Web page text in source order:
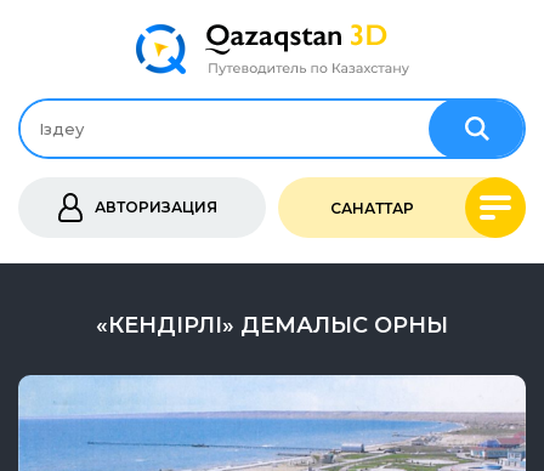
АВТОРИЗАЦИЯ САНАТТАР
«КЕНДІРЛІ» ДЕМАЛЫС ОРНЫ